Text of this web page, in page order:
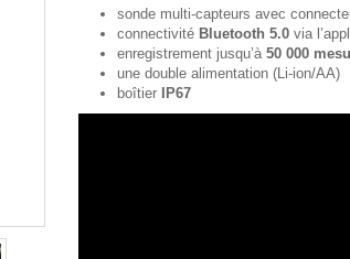
sonde multi-capteurs avec
connectivité Bluetooth 5.0via
enregistrement jusqu’à 50 000
une double alimentation (Li-ion/AA)
boîtier
IP67